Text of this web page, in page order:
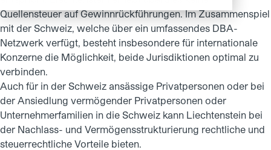
Quellensteuer auf Gewinnrückführungen. Im Zusammenspiel
mit der Schweiz, welche über ein umfassendes DBA-
Netzwerk verfügt, besteht insbesondere für internationale
Konzerne die Möglichkeit, beide Jurisdiktionen optimal zu
verbinden.
Auch für in der Schweiz ansässige Privatpersonen oder bei
der Ansiedlung vermögender Privatpersonen oder
Unternehmerfamilien in die Schweiz kann Liechtenstein bei
der Nachlass- und Vermögensstrukturierung rechtliche und
steuerrechtliche Vorteile bieten.